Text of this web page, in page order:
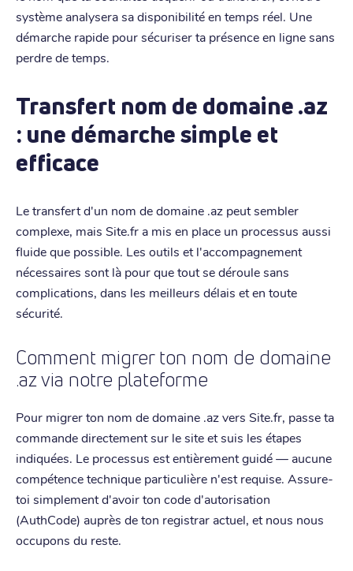
système analysera sa disponibilité en temps réel. Une
démarche rapide pour sécuriser ta présence en ligne sans
perdre de temps.
Transfert nom de domaine .az
: une démarche simple et
efficace
Le transfert d'un nom de domaine .az peut sembler
complexe, mais Site.fr a mis en place un processus aussi
fluide que possible. Les outils et l'accompagnement
nécessaires sont là pour que tout se déroule sans
complications, dans les meilleurs délais et en toute
sécurité.
Comment migrer ton nom de domaine
.az via notre plateforme
Pour migrer ton nom de domaine .az vers Site.fr, passe ta
commande directement sur le site et suis les étapes
indiquées. Le processus est entièrement guidé — aucune
compétence technique particulière n'est requise. Assure-
toi simplement d'avoir ton code d'autorisation
(AuthCode) auprès de ton registrar actuel, et nous nous
occupons du reste.